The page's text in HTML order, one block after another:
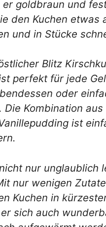
er goldbraun und
den Kuchen
und in Stücke
Blitz
perfekt für jede
oder
Kombination
ist
nur unglaublich
nur wenigen
Kuchen in
sich auch